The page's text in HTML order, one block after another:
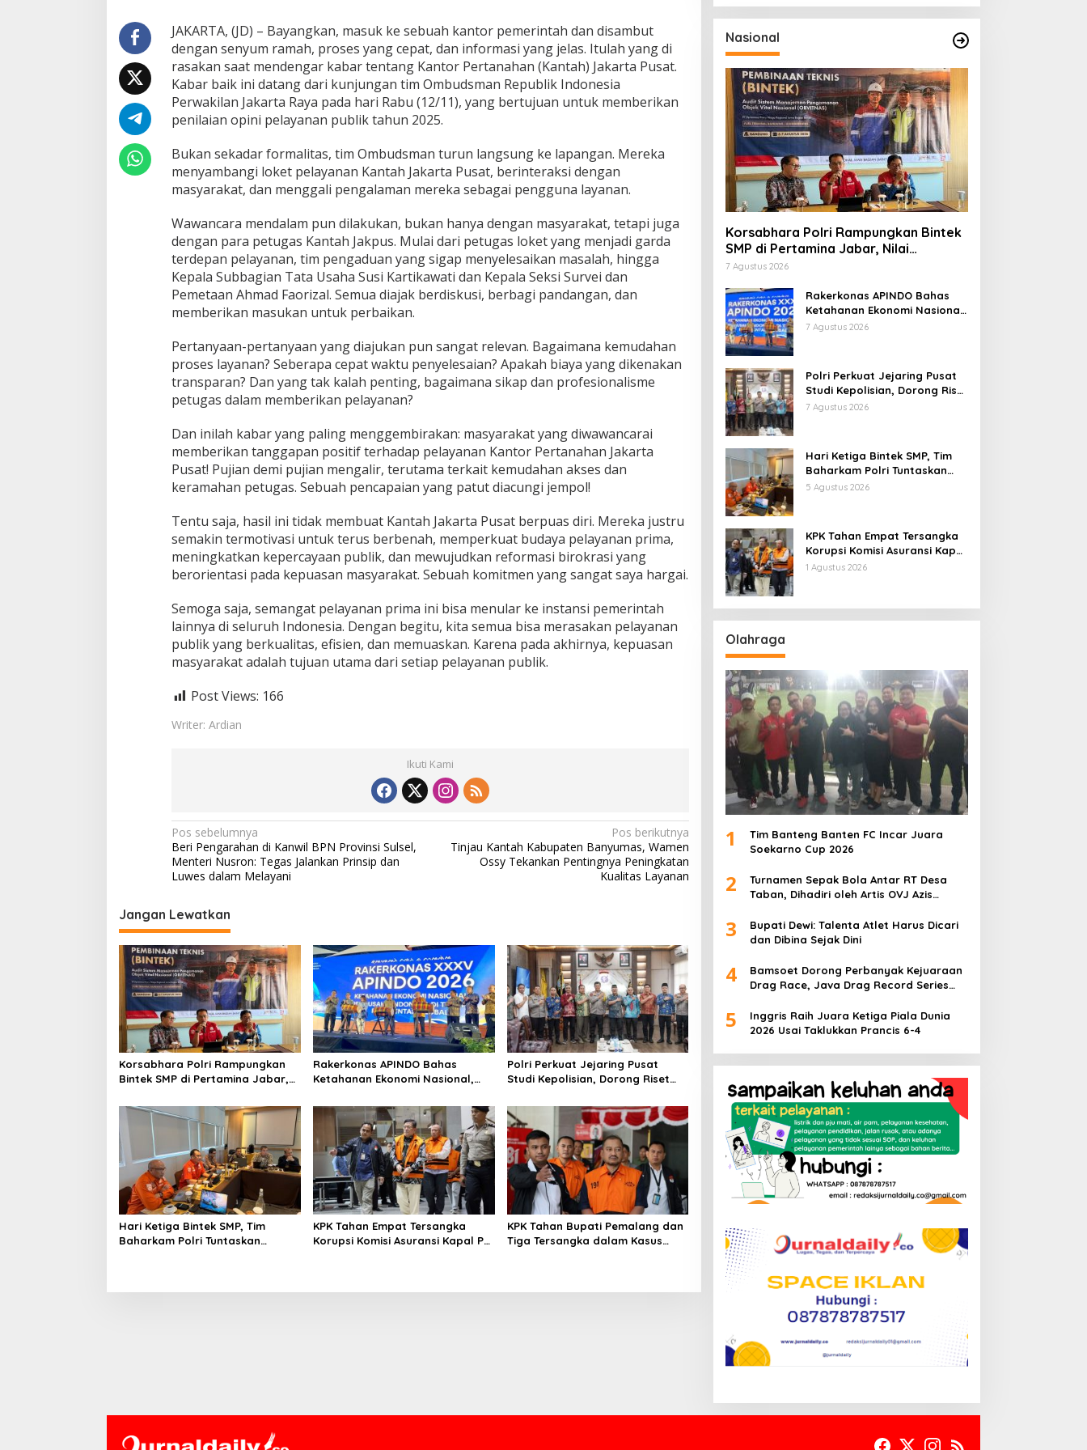
u
b
l
i
k
:
O
m
u
d
s
m
n
B
e
r
i
P
e
i
l
a
i
a
G
e
m
i
l
n
g
!
JAKARTA, (JD) – Bayangkan, masuk ke sebuah kantor pemerintah dan disambut
dengan senyum ramah, proses yang cepat, dan informasi yang jelas. Itulah yang di
rasakan saat mendengar kabar tentang Kantor Pertanahan (Kantah) Jakarta Pusat.
Kabar baik ini datang dari kunjungan tim Ombudsman Republik Indonesia
Perwakilan Jakarta Raya pada hari Rabu (12/11), yang bertujuan untuk memberikan
penilaian opini pelayanan publik tahun 2025.
Bukan sekadar formalitas, tim Ombudsman turun langsung ke lapangan. Mereka
menyambangi loket pelayanan Kantah Jakarta Pusat, berinteraksi dengan
masyarakat, dan menggali pengalaman mereka sebagai pengguna layanan.
Wawancara mendalam pun dilakukan, bukan hanya dengan masyarakat, tetapi juga
dengan para petugas Kantah Jakpus. Mulai dari petugas loket yang menjadi garda
terdepan pelayanan, tim pengaduan yang sigap menyelesaikan masalah, hingga
Kepala Subbagian Tata Usaha Susi Kartikawati dan Kepala Seksi Survei dan
Pemetaan Ahmad Faorizal. Semua diajak berdiskusi, berbagi pandangan, dan
memberikan masukan untuk perbaikan.
Pertanyaan-pertanyaan yang diajukan pun sangat relevan. Bagaimana kemudahan
proses layanan? Seberapa cepat waktu penyelesaian? Apakah biaya yang dikenakan
transparan? Dan yang tak kalah penting, bagaimana sikap dan profesionalisme
petugas dalam memberikan pelayanan?
Dan inilah kabar yang paling menggembirakan: masyarakat yang diwawancarai
memberikan tanggapan positif terhadap pelayanan Kantor Pertanahan Jakarta
Pusat! Pujian demi pujian mengalir, terutama terkait kemudahan akses dan
keramahan petugas. Sebuah pencapaian yang patut diacungi jempol!
Tentu saja, hasil ini tidak membuat Kantah Jakarta Pusat berpuas diri. Mereka justru
semakin termotivasi untuk terus berbenah, memperkuat budaya pelayanan prima,
meningkatkan kepercayaan publik, dan mewujudkan reformasi birokrasi yang
berorientasi pada kepuasan masyarakat. Sebuah komitmen yang sangat saya hargai.
Semoga saja, semangat pelayanan prima ini bisa menular ke instansi pemerintah
lainnya di seluruh Indonesia. Dengan begitu, kita semua bisa merasakan pelayanan
publik yang berkualitas, efisien, dan memuaskan. Karena pada akhirnya, kepuasan
masyarakat adalah tujuan utama dari setiap pelayanan publik.
Post Views: 166
Writer: Ardian
Ikuti Kami
N
a
v
i
g
a
s
i
p
o
s
Pos sebelumnya
Beri Pengarahan di Kanwil BPN Provinsi Sulsel,
Menteri Nusron: Tegas Jalankan Prinsip dan
Luwes dalam Melayani
Pos berikutnya
Tinjau Kantah Kabupaten Banyumas, Wamen
Ossy Tekankan Pentingnya Peningkatan
Kualitas Layanan
Jangan Lewatkan
Korsabhara Polri Rampungkan
Bintek SMP di Pertamina Jabar,
Persen
Rakerkonas APINDO Bahas
Ketahanan Ekonomi Nasional,
Kolaborasi Lintas Sektor
Polri Perkuat Jejaring Pusat
Studi Kepolisian, Dorong Riset
Hari Ketiga Bintek SMP, Tim
Baharkam Polri Tuntaskan
KPK Tahan Empat Tersangka
Korupsi Komisi Asuransi Kapal PT
KPK Tahan Bupati Pemalang dan
Tiga Tersangka dalam Kasus
Nasional
Korsabhara Polri Rampungkan Bintek
SMP di Pertamina Jabar, Nilai
Pengamanan Capai 88,44 Persen
7 Agustus 2026
Rakerkonas APINDO Bahas
Ketahanan Ekonomi Nasional,
IMO Indonesia Soroti
7 Agustus 2026
Polri Perkuat Jejaring Pusat
Studi Kepolisian, Dorong Riset
Jadi Dasar Kebijakan dan
7 Agustus 2026
Hari Ketiga Bintek SMP, Tim
Baharkam Polri Tuntaskan
Pemeriksaan Pola
5 Agustus 2026
KPK Tahan Empat Tersangka
Korupsi Komisi Asuransi Kapal
PT Pelni
1 Agustus 2026
Olahraga
1
Tim Banteng Banten FC Incar Juara
Soekarno Cup 2026
2
Turnamen Sepak Bola Antar RT Desa
Taban, Dihadiri oleh Artis OVJ Azis
3
Bupati Dewi: Talenta Atlet Harus Dicari
dan Dibina Sejak Dini
4
Bamsoet Dorong Perbanyak Kejuaraan
Drag Race, Java Drag Record Series
Muda
5
Inggris Raih Juara Ketiga Piala Dunia
2026 Usai Taklukkan Prancis 6-4